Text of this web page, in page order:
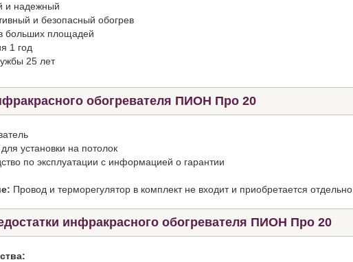
и надежный
и безопасный обогрев
больших площадей
1 год
25 лет
обогревателя ПИОН Про 20
установки на потолок
по эксплуатации с информацией о гарантии
Провод и терморегулятор в комплект не входит и приобретается
инфракрасного обогревателя ПИОН Про 20